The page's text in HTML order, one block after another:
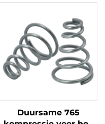
Duursame 765